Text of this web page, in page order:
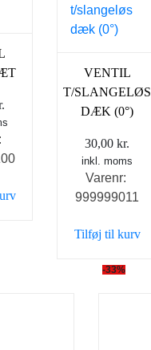
VENTIL
T/SLANGELØS
DÆK (0°)
30,00kr.
inkl. moms
Varenr:
999999011
Tilføj til kurv
-33%